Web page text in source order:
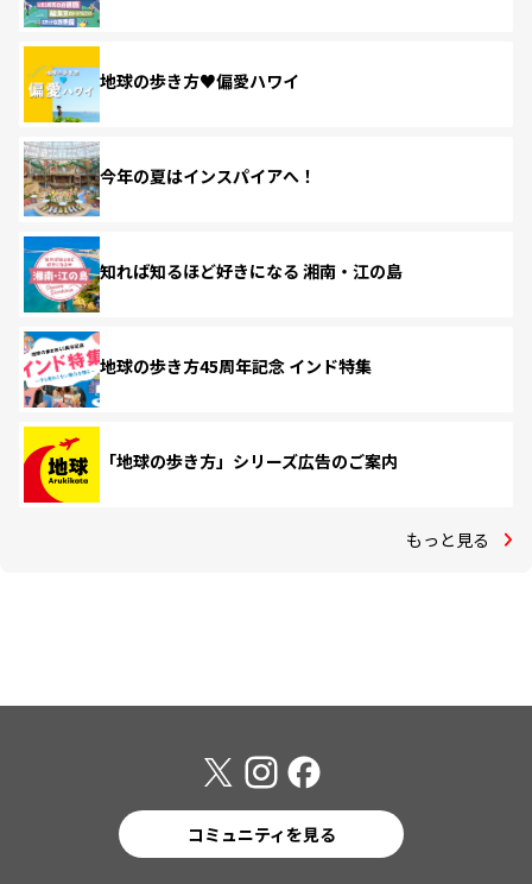
地球の歩き方♥偏愛ハワイ
今年の夏はインスパイアへ！
知れば知るほど好きになる 湘南・江の島
地球の歩き方45周年記念 インド特集
「地球の歩き方」シリーズ広告のご案内
もっと見る
コミュニティを見る